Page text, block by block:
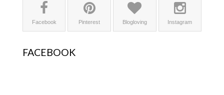
Facebook Pinterest Blogloving Instagram
FACEBOOK